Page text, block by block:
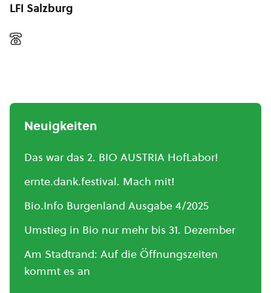
LFI Salzburg
Neuigkeiten
Das war das 2. BIO AUSTRIA HofLabor!
ernte.dank.festival. Mach mit!
Bio.Info Burgenland Ausgabe 4/2025
Umstieg in Bio nur mehr bis 31. Dezember
Am Stadtrand: Auf die Öffnungszeiten
kommt es an